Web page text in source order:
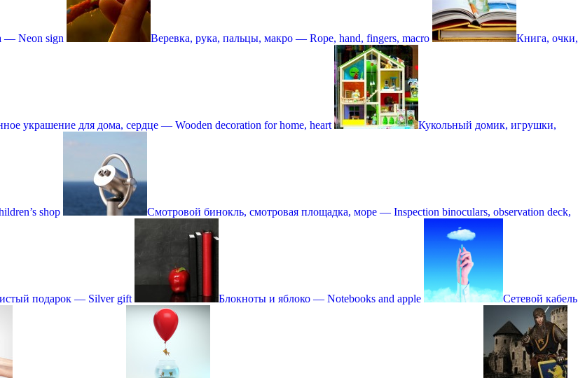
— Neon sign Веревка, рука, пальцы, макро — Rope, hand, fingers, macro Книга, очки,
украшение для дома, сердце — Wooden decoration for home, heart Кукольный домик, игрушки,
shop Смотровой бинокль, смотровая площадка, море — Inspection binoculars, observation deck,
подарок — Silver gift Блокноты и яблоко — Notebooks and apple Сетевой кабель